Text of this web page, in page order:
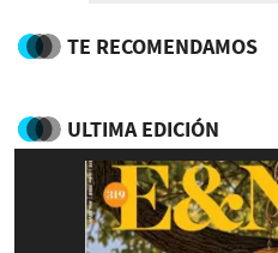
TE RECOMENDAMOS
ULTIMA EDICIÓN